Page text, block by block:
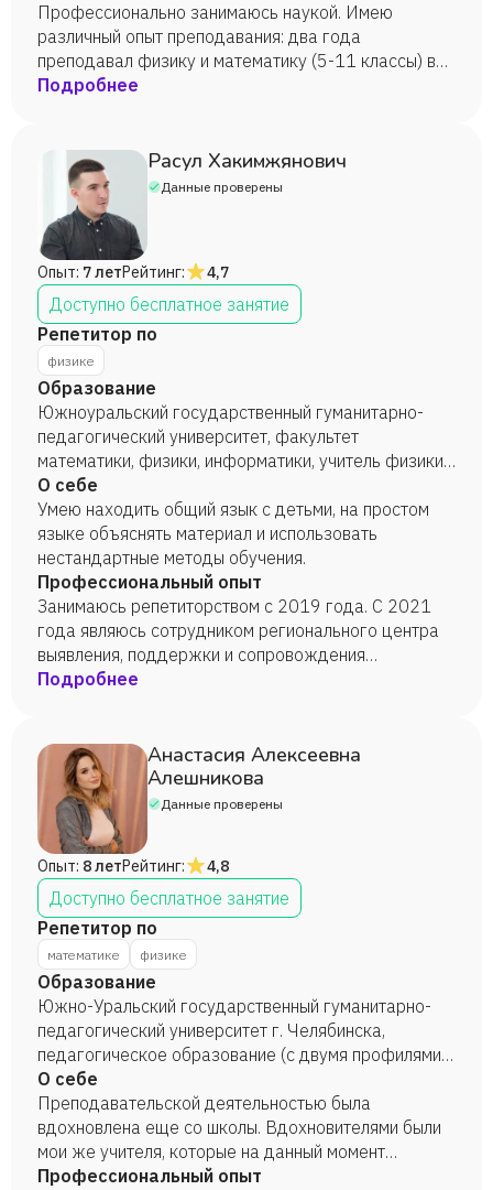
Профессионально занимаюсь наукой. Имею
различный опыт преподавания: два года
преподавал физику и математику (5-11 классы) в
заочных школах, имею опыт проведения семинаров
Подробнее
Расул Хакимжянович
Данные проверены
Опыт: 7 летРейтинг: 4,7
Доступно бесплатное занятие
Репетитор по
физике
Образование
Южноуральский государственный гуманитарно-
педагогический университет, факультет
математики, физики, информатики, учитель физики
и информатики, 2022 год.
О себе
Умею находить общий язык с детьми, на простом
языке объяснять материал и использовать
нестандартные методы обучения.
Профессиональный опыт
Занимаюсь репетиторством с 2019 года. С 2021
года являюсь сотрудником регионального центра
выявления, поддержки и сопровождения
одаренных детей Челябинской области "Курчатов
Подробнее
Анастасия Алексеевна
Алешникова
Данные проверены
Опыт: 8 летРейтинг: 4,8
Доступно бесплатное занятие
Репетитор по
математике физике
Образование
Южно-Уральский государственный гуманитарно-
педагогический университет г. Челябинска,
педагогическое образование (с двумя профилями
подготовки), физика, математика, диплом
бакалавра с отличием, 2017 год. Южно-Уральский
государственный гуманитарно-педагогический
университет г. Челябинска, педагогическое
образование, физическое образование в
О себе
Преподавательской деятельностью была
вдохновлена еще со школы. Вдохновителями были
мои же учителя, которые на данный момент
являются моими коллегами и наставниками.
Профессиональный опыт